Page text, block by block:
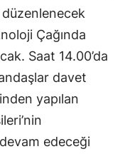
Çağında
Saat 14.00’da
davet
yapılan
edeceği